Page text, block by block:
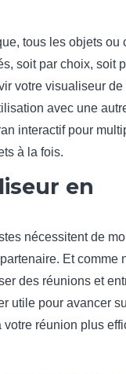
tous les objets ou
soit par choix, soit
votre visualiseur
avec une
interactif pour
à la fois.
en
nécessitent de
Et comme
des réunions et
utile pour avancer
votre réunion plus